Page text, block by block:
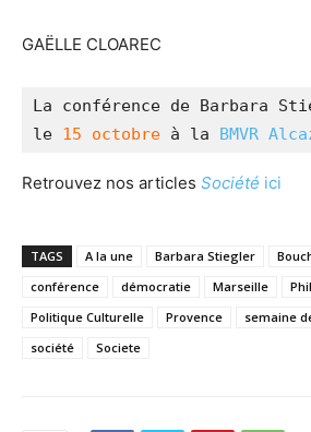
GAËLLE CLOAREC
La conférence de Barbara
le 15 octobre à la BMVR
Retrouvez nos articles Société ici
TAGS A la une Barbara Stiegler
conférence
démocratie Marseille
Politique Culturelle
Provence
semaine
société
Societe